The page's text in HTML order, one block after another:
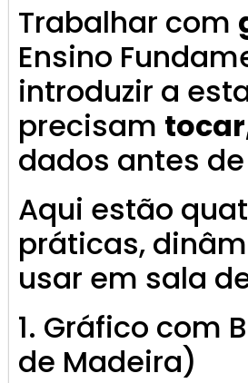
Trabalhar com
Ensino
introduzir a
precisam
dados antes
Aqui estão
práticas,
usar em sala
1. Gráfico com
de Madeira)